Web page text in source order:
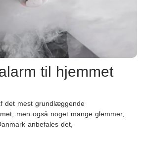
til hjemmet
det mest grundlæggende
men også noget mange glemmer,
anbefales det,